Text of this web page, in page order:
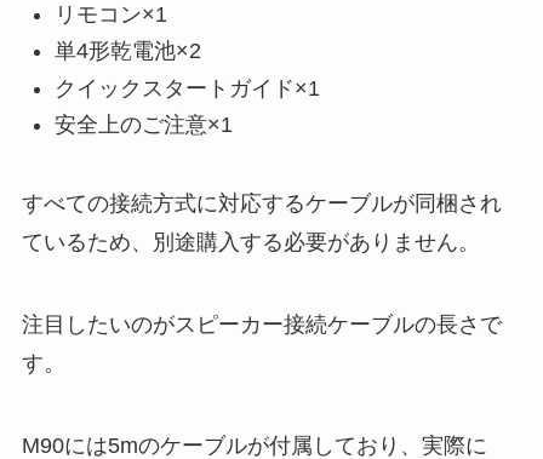
リモコン×1
単4形乾電池×2
クイックスタートガイド×1
安全上のご注意×1
すべての接続方式に対応するケーブルが同梱され
ているため、別途購入する必要がありません。
注目したいのがスピーカー接続ケーブルの長さで
す。
M90には5mのケーブルが付属しており、実際に